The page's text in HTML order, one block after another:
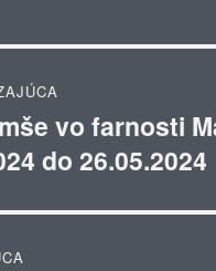
vo farnosti
do 26.05.2024